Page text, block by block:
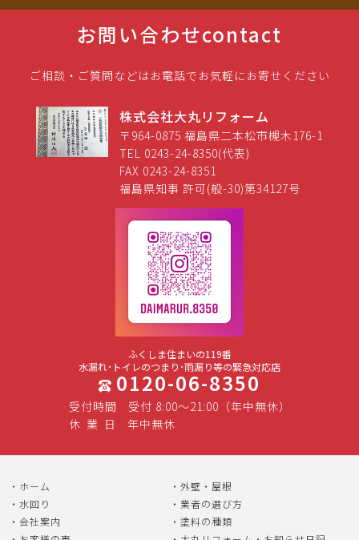
お問い合わせcontact
ご相談・ご質問などはお電話でお気軽にお寄せください
株式会社大丸リフォーム
〒964-0875 福島県二本松市槻木176-1
TEL 0243-24-8350(代表)
FAX 0243-24-8351
福島県知事 許可(般-30)第34127号
ふくしま住まいの119番
水漏れ･トイレのつまり･雨漏り等の緊急対応店
0120-06-8350
受付時間
受付 8:00～21:00（年中無休）
休 業 日 年中無休
ホーム
外壁・屋根
水回り
業者の選び方
会社案内
塗料の種類